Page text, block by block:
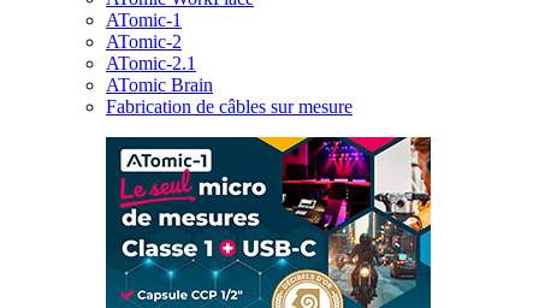
ATomic-1
ATomic-2
ATomic-2.1
ATomic Brain
Fabrication de câbles sur mesure